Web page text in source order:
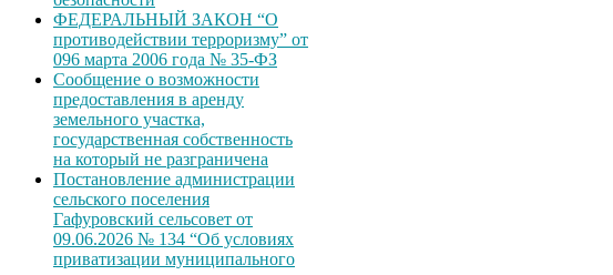
ФЕДЕРАЛЬНЫЙ ЗАКОН “О
противодействии терроризму” от
096 марта 2006 года № 35-ФЗ
Сообщение о возможности
предоставления в аренду
земельного участка,
государственная собственность
на который не разграничена
Постановление администрации
сельского поселения
Гафуровский сельсовет от
09.06.2026 № 134 “Об условиях
приватизации муниципального